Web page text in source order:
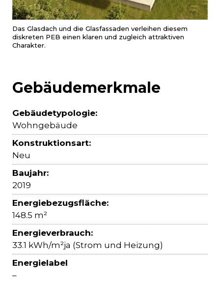
Das Glasdach und die Glasfassaden verleihen diesem
diskreten PEB einen klaren und zugleich attraktiven
Charakter.
Gebäudemerkmale
Gebäudetypologie:
Wohngebäude
Konstruktionsart:
Neu
Baujahr:
2019
Energiebezugsfläche:
148.5 m²
Energieverbrauch:
33.1 kWh/m²ja (Strom und Heizung)
Energielabel
–